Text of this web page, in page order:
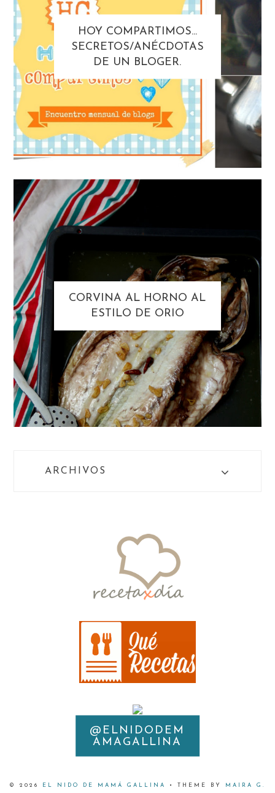
HOY COMPARTIMOS...
SECRETOS/ANÉCDOTAS
DE UN BLOGER.
CORVINA AL HORNO AL
ESTILO DE ORIO
ARCHIVOS
INSTAGRAM
@ELNIDODEM
AMAGALLINA
© 2026 EL NIDO DE MAMÁ GALLINA • THEME BY MAIRA G.